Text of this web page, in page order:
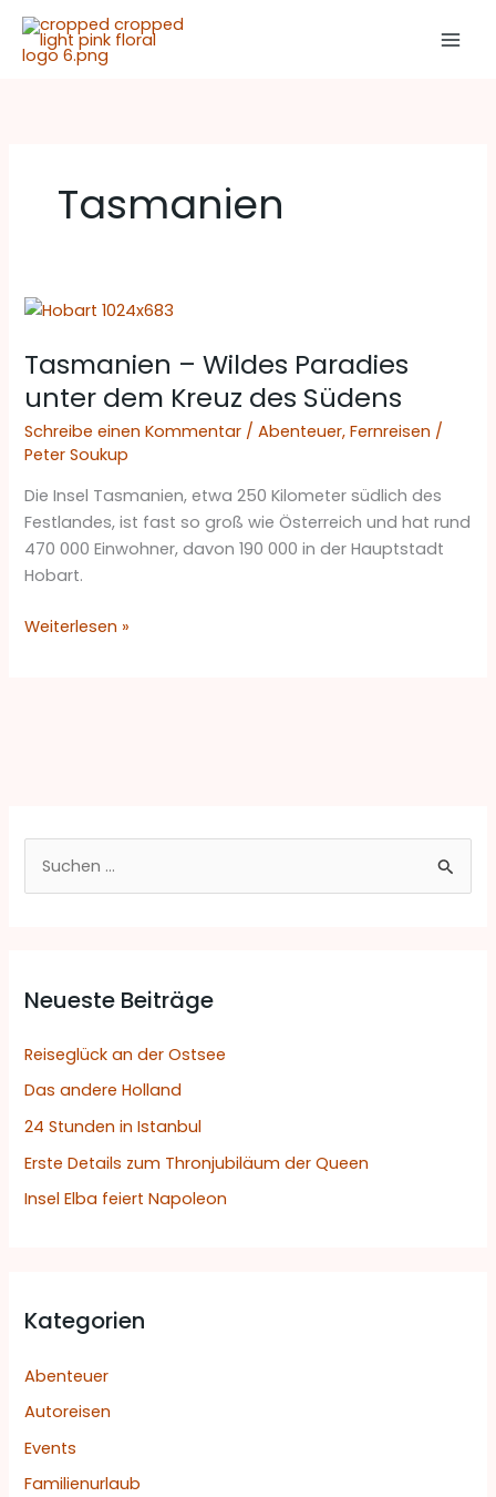
Zum
Inhalt
springen
Tasmanien
Tasmanien – Wildes Paradies
unter dem Kreuz des Südens
Schreibe einen Kommentar /Abenteuer,Fernreisen /
Peter Soukup
Die Insel Tasmanien, etwa 250 Kilometer südlich des
Festlandes, ist fast so groß wie Österreich und hat rund
470 000 Einwohner, davon 190 000 in der Hauptstadt
Hobart.
Tasmanien
Wildes
Paradies
unter
dem
Kreuz
des
Südens
Weiterlesen »
e
n
a
c
h
:
Neueste Beiträge
Reiseglück an der Ostsee
Das andere Holland
24 Stunden in Istanbul
Erste Details zum Thronjubiläum der Queen
Insel Elba feiert Napoleon
Kategorien
Abenteuer
Autoreisen
Events
Familienurlaub